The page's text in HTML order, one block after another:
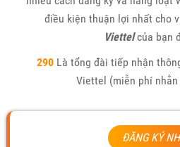
điều kiện thuận lợi nhất cho
Viettelcủa bạn
290Là tổng đài tiếp nhận
Viettel (miễn phí
ĐĂNG KÝ